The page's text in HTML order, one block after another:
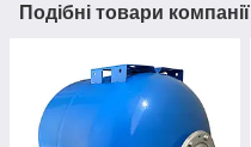
Подібні товари компанії